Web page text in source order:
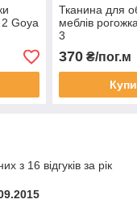
2 Goya
Тканина для
меблів
3
370₴/пог.м
з 16 відгуків за рік